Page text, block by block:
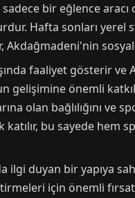
bir eğlence
Hafta sonları
sosyal
faaliyet gösterir
önemli
olan bağlılığını ve
bu sayede hem
ilgi duyan bir yapıya
için önemli